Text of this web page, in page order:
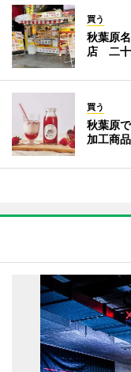
買う
秋葉原
店 二十
買う
秋葉原
加工商